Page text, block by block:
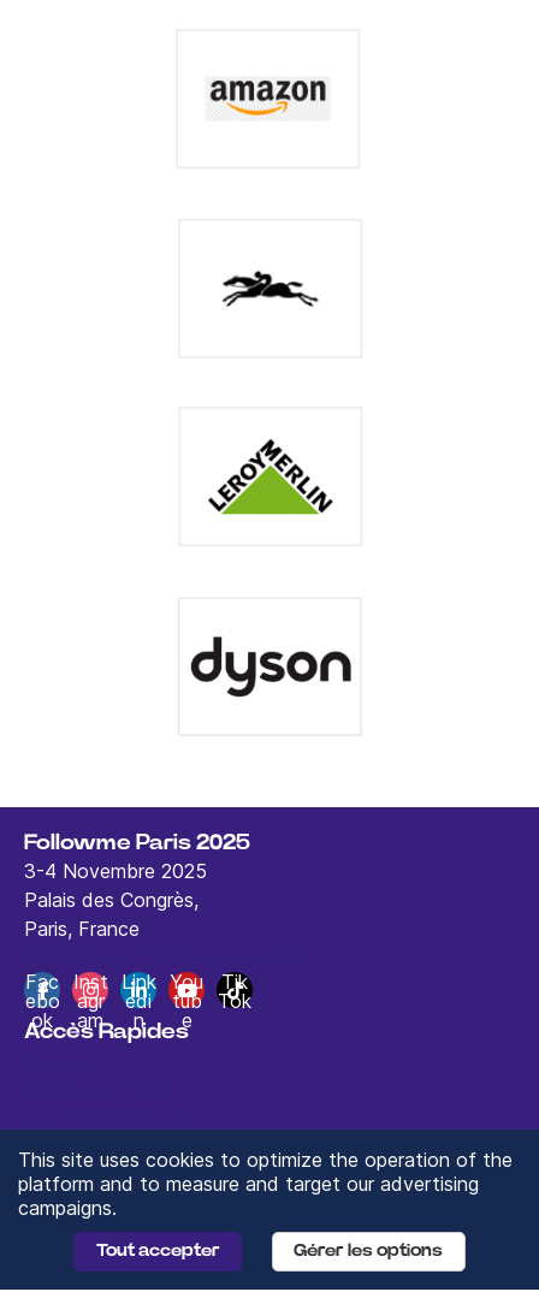
Followme Paris 2025
3-4 Novembre 2025
Palais des Congrès,
Paris, France
Fac
ebo
ok
Inst
agr
am
Link
edi
n
You
tub
e
Tik
Tok
Accès Rapides
© 2025 ValueXchange - Tous droits réservés
Manage you Data Preferences
This site uses cookies to optimize the operation of the
platform and to measure and target our advertising
campaigns.
Tout accepter Gérer les options